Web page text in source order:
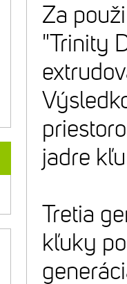
Za
"Trinity
jadre
Tretia
kľuky